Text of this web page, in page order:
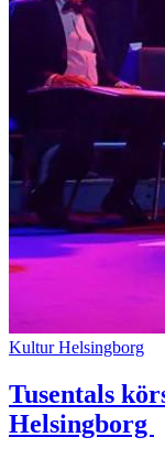
Kultur Helsingborg
Tusentals
Helsingborg